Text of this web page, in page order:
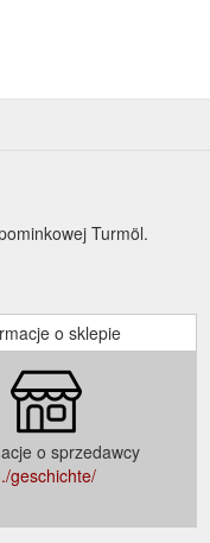
Turmöl.
o sklepie
o sprzedawcy
geschichte/